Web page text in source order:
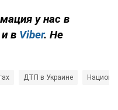
у нас в
в Viber. Не
ДТП в Украине